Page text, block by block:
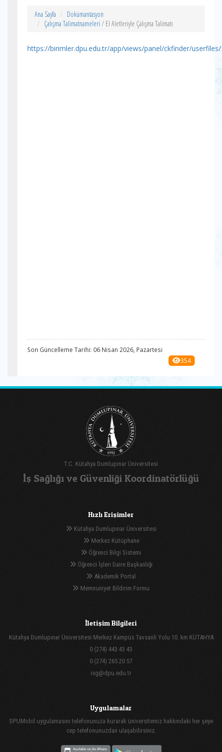
Ana Sayfa
Dokümantasyon
Çalışma Talimatnameleri / El Aletleriyle Çalışma Talimatı
https://birimler.dpu.edu.tr/app/views/panel/ckfinder/
Son Güncelleme Tarihi: 06 Nisan 2026, Pazartesi
354
T.C. Kütahya Dumlupınar Üniversitesi
İş Sağlığı ve Güvenliği Koordinatörlüğü
Hızlı Erişimler
Kütahya Dumlupınar Üniversitesi
Merkez Kütüphane
Öğrenci Bilgi Sistemi
Öğrenci İşleri Daire Başkanlığı
Akademik Portal
Memnuniyet Bildirim Formu
İletişim Bilgileri
Kütahya Dumlupınar Üniversitesi Merkez Kampüs Tavsanli Yolu 10. km KÜTAHYA
0 (274) 443 43 43
0 (274) 265 20 57
isg@dpu.edu.tr
Uygulamalar
DPUMobil uygulamasını telefonunuza kurarak üniversitemiz hakkındaki her şeye
cep telefonunuzdan ulaşabilirsiniz.